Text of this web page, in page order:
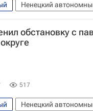
Ненецкий
(Подмосковье)
обстановку с
517
Ненецкий